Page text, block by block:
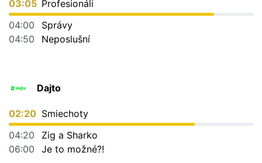
03:05 Profesionáli
04:00
Správy
04:50
Neposlušní
Dajto
02:20 Smiechoty
04:20
Zig a Sharko
06:00
Je to možné?!